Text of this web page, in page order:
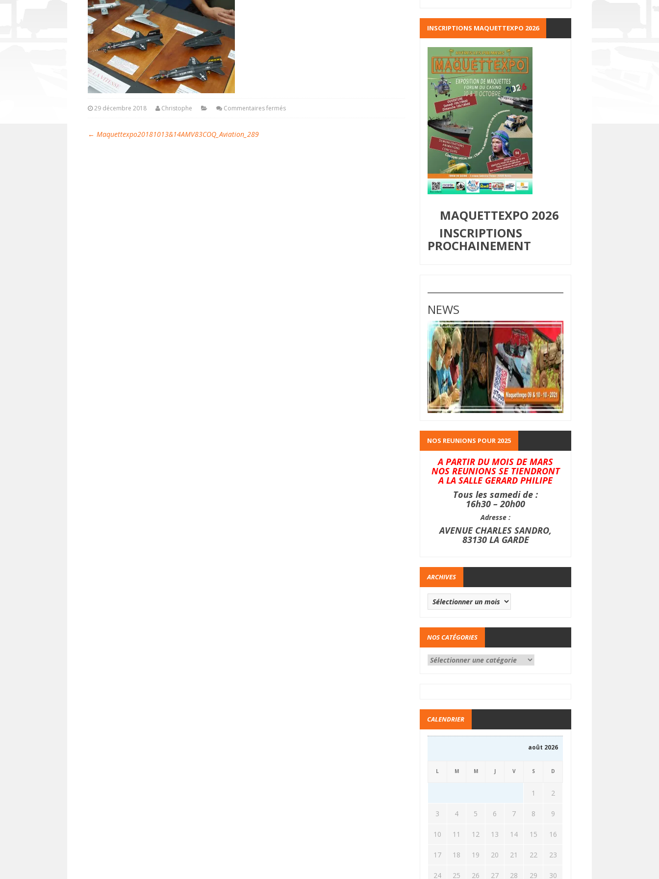
29 décembre 2018 Christophe Commentaires fermés
← Maquettexpo20181013&14AMV83COQ_Aviation_289
INSCRIPTIONS MAQUETTEXPO 2026
MAQUETTEXPO 2026
INSCRIPTIONS
PROCHAINEMENT
NEWS
NOS REUNIONS POUR 2025
A PARTIR DU MOIS DE MARS
NOS REUNIONS SE TIENDRONT
A LA SALLE GERARD PHILIPE
Tous les samedi de :
16h30 – 20h00
Adresse :
AVENUE CHARLES SANDRO,
83130 LA GARDE
ARCHIVES
NOS CATÉGORIES
CALENDRIER
août 2026
L M M J V S D
1 2
3 4 5 6 7 8 9
10 11 12 13 14 15 16
17 18 19 20 21 22 23
24 25 26 27 28 29 30